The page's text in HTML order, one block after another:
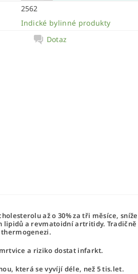
2562
Indické bylinné produkty
Dotaz
až o 30% za tři měsíce,
lipidů a revmatoidní artritidy. Tradičně
a riziko dostat infarkt.
která se vyvíjí déle, než 5 tis.let.